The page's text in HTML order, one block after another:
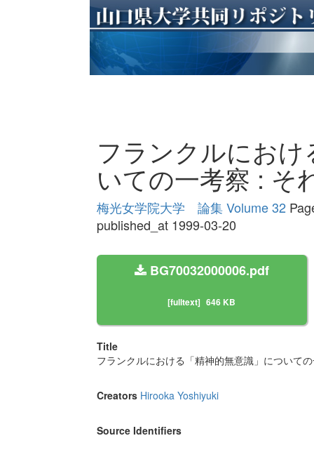
フランクルにお
いての一考察 : そ
梅光女学院大学 論集 Volume 32
published_at 1999-03-20
BG70032000006.pdf
[fulltext] 646 KB
Title
フランクルにおける「精神的無意識」について
Creators Hirooka Yoshiyuki
Source Identifiers